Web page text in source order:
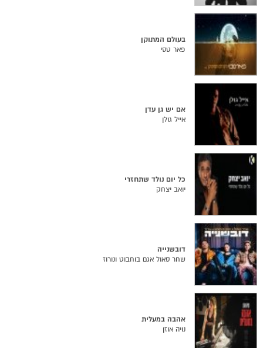
בעולם המתוקן
פאר טסי
אם יש גן עדן
אייל גולן
כל יום נולד שתחזרי
יואב יצחק
דובשנייה
שחר סאול אגם בוחבוט ונורוז
אהבה במעלית
נויה אוזן